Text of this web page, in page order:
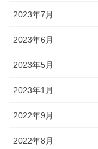
2023年7月
2023年6月
2023年5月
2023年1月
2022年9月
2022年8月